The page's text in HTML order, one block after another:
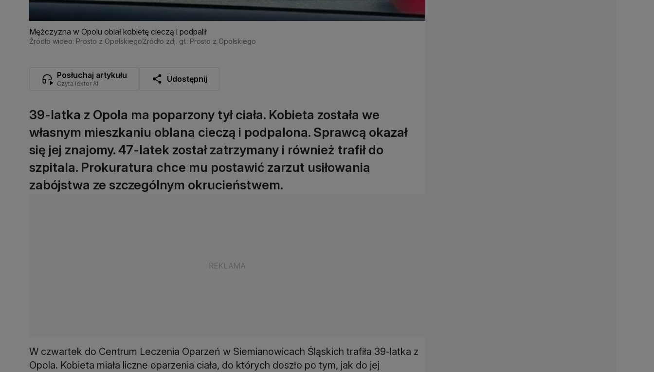
Mężczyzna w Opolu oblał kobietę cieczą i podpalił
Źródło wideo: Prosto z OpolskiegoŹródło zdj. gł.: Prosto z Opolskiego
Posłuchaj artykułu
Czyta lektor AI Udostępnij
39-latka z Opola ma poparzony tył ciała. Kobieta została we
własnym mieszkaniu oblana cieczą i podpalona. Sprawcą okazał
się jej znajomy. 47-latek został zatrzymany i również trafił do
szpitala. Prokuratura chce mu postawić zarzut usiłowania
zabójstwa ze szczególnym okrucieństwem.
W czwartek do Centrum Leczenia Oparzeń w Siemianowicach Śląskich trafiła 39-latka z
Opola. Kobieta miała liczne oparzenia ciała, do których doszło po tym, jak do jej